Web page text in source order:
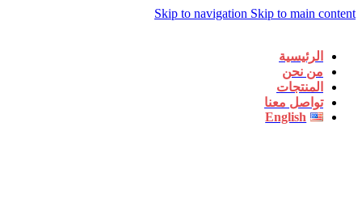
Skip to navigation Skip to main content
الرئيسية
من نحن
المنتجات
تواصل معنا
English